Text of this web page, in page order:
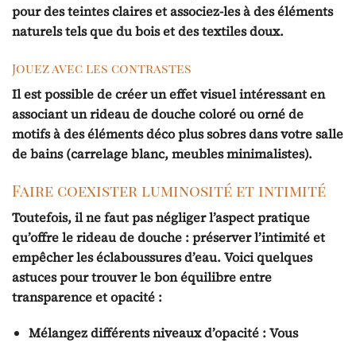
pour des teintes claires et associez-les à des éléments
naturels tels que du bois et des textiles doux.
Jouez avec les contrastes
Il est possible de créer un effet visuel intéressant en
associant un rideau de douche coloré ou orné de
motifs à des éléments déco plus sobres dans votre salle
de bains (carrelage blanc, meubles minimalistes).
Faire coexister luminosité et intimité
Toutefois, il ne faut pas négliger l’aspect pratique
qu’offre le rideau de douche : préserver l’intimité et
empêcher les éclaboussures d’eau. Voici quelques
astuces pour trouver le bon équilibre entre
transparence et opacité :
Mélangez différents niveaux d’opacité :Vous